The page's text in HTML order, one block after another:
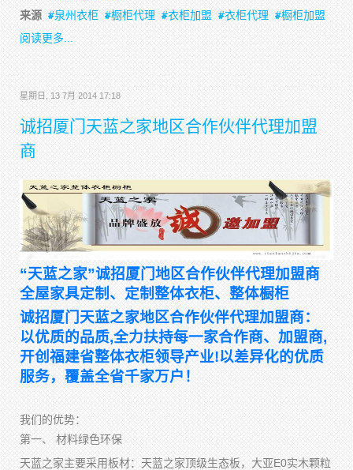
来源
泉州衣柜 橱柜代理 衣柜加盟 衣柜代理
橱柜加盟
阅读更多...
星期日, 13 7月 2014 17:18
诚招厦门天蓝之家地区合作伙伴代理加盟
商
“天蓝之家”诚招厦门地区合作伙伴代理加盟商
全屋家具定制、定制整体衣柜、整体橱柜
诚招厦门天蓝之家地区合作伙伴代理加盟商：
以优质的品质,全力扶持每一家合作商、加盟商,
开创福建省整体衣柜领导产业!以差异化的优质
服务，覆盖全省千家万户！
我们的优势：
第一、 材料绿色环保
天蓝之家主要采用板材：天蓝之家顶级生态板，大亚E0实木颗粒